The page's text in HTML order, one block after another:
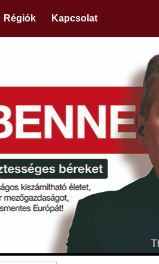
Régiók Kapcsolat